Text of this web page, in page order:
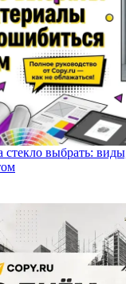
стекло выбрать: